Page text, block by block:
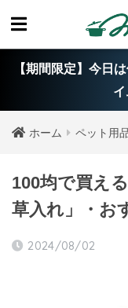
【期間限定】今日
ホーム ペット用
100均で買え
草入れ」・お
2024/08/02